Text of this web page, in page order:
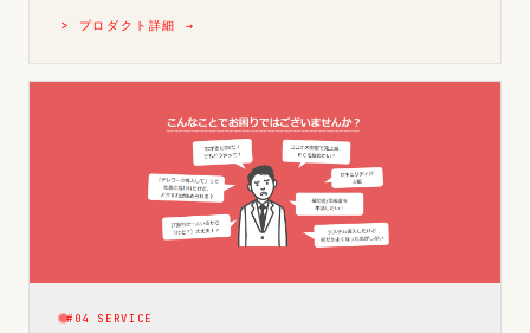
> プロダクト詳細 →
#04 SERVICE